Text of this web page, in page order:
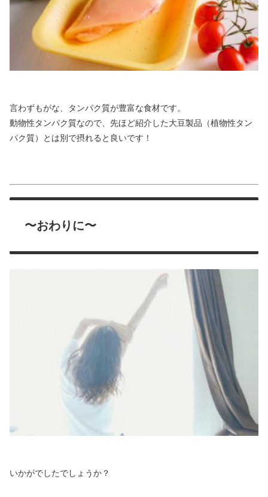
言わずもがな、タンパク質が豊富な食材です。
動物性タンパク質なので、先ほど紹介した大豆製品（植物性タン
パク質）とは別で摂れると良いです！
〜おわりに〜
いかがでしたでしょうか？